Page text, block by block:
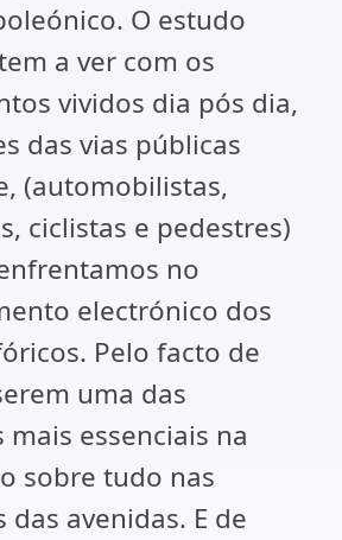
O estudo
a ver com os
vividos dia pós dia,
das vias públicas
(automobilistas,
ciclistas e pedestres)
no
electrónico dos
Pelo facto de
uma das
essenciais na
sobre tudo nas
das avenidas. E de